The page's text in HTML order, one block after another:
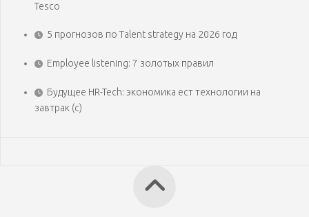
Tesco
5 прогнозов по Talent strategy на 2026 год
Employee listening: 7 золотых правил
Будущее HR-Tech: экономика ест технологии на
завтрак (с)